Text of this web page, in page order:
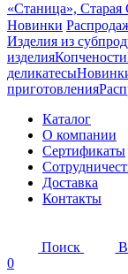
«Станица»,
Новинки
Изделия из
изделияКопчености
деликатесы
приготовления
Каталог
О компании
Сертификаты
Доставка
Контакты
Поиск
0